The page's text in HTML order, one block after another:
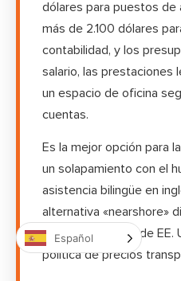
dólares para puestos de
más de 2.100 dólares
contabilidad, y los
salario, las prestaciones
un espacio de oficina
cuentas.
Es la mejor opción para
un solapamiento con el
asistencia bilingüe en
alternativa «nearshore»
mercado hispano de EE.
política de precios
Español